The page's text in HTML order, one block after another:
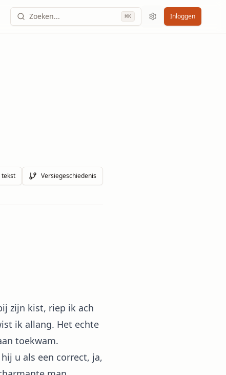
Zoeken... ⌘K Inloggen
tekst Versiegeschiedenis
zijn kist, riep ik ach
ik allang. Het echte
toekwam.
u als een correct, ja,